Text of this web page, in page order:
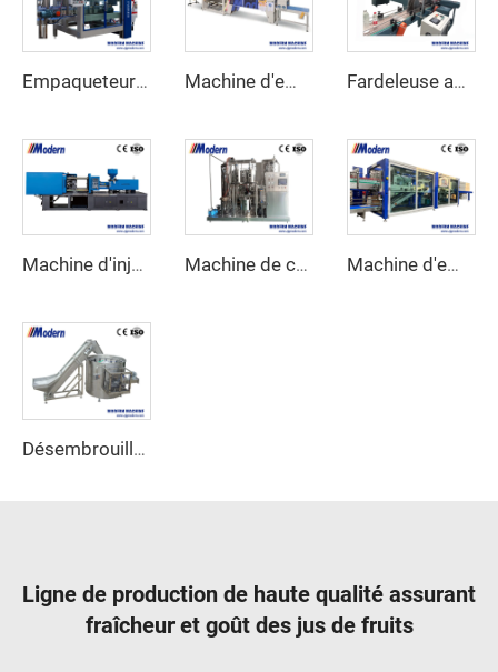
Empaqueteur de cartons automatique Machine d'emballage rétractable linéaire Fardeleuse automatique sous film rétractable
Machine d'injection de préformes en PET Machine de carbonatation de boissons Machine d'emballage sous film rétractable combinée pour demi-barquettes en carton
Désembrouilleuse de Bouteilles Automatique
Ligne de production de haute qualité assurant
fraîcheur et goût des jus de fruits